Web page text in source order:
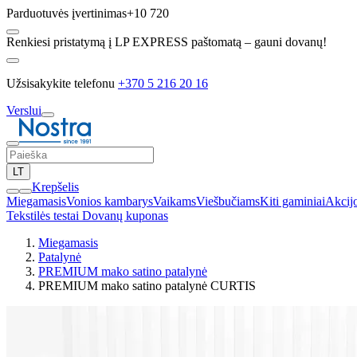
Parduotuvės įvertinimas+10 720
Renkiesi pristatymą į LP EXPRESS paštomatą – gauni dovanų!
Užsisakykite telefonu +370 5 216 20 16
Verslui
LT
Krepšelis
MiegamasisVonios kambarysVaikamsViešbučiamsKiti gaminiai
Tekstilės testai Dovanų kuponas
Miegamasis
Patalynė
PREMIUM mako satino patalynė
PREMIUM mako satino patalynė CURTIS